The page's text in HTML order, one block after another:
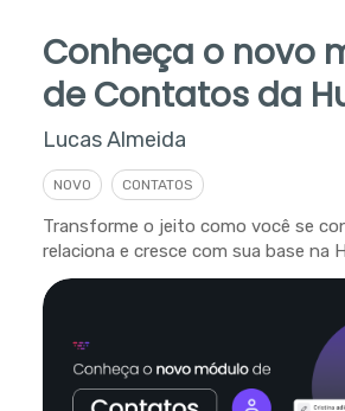
Conheça o novo
de Contatos da
Lucas Almeida
NOVO CONTATOS
Transforme o jeito como você se
relaciona e cresce com sua base na